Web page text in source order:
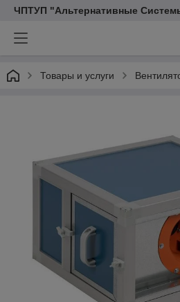
ЧПТУП "Альтернативные
Товары и услуги